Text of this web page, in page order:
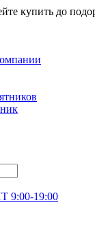
купить до
9:00-19:00